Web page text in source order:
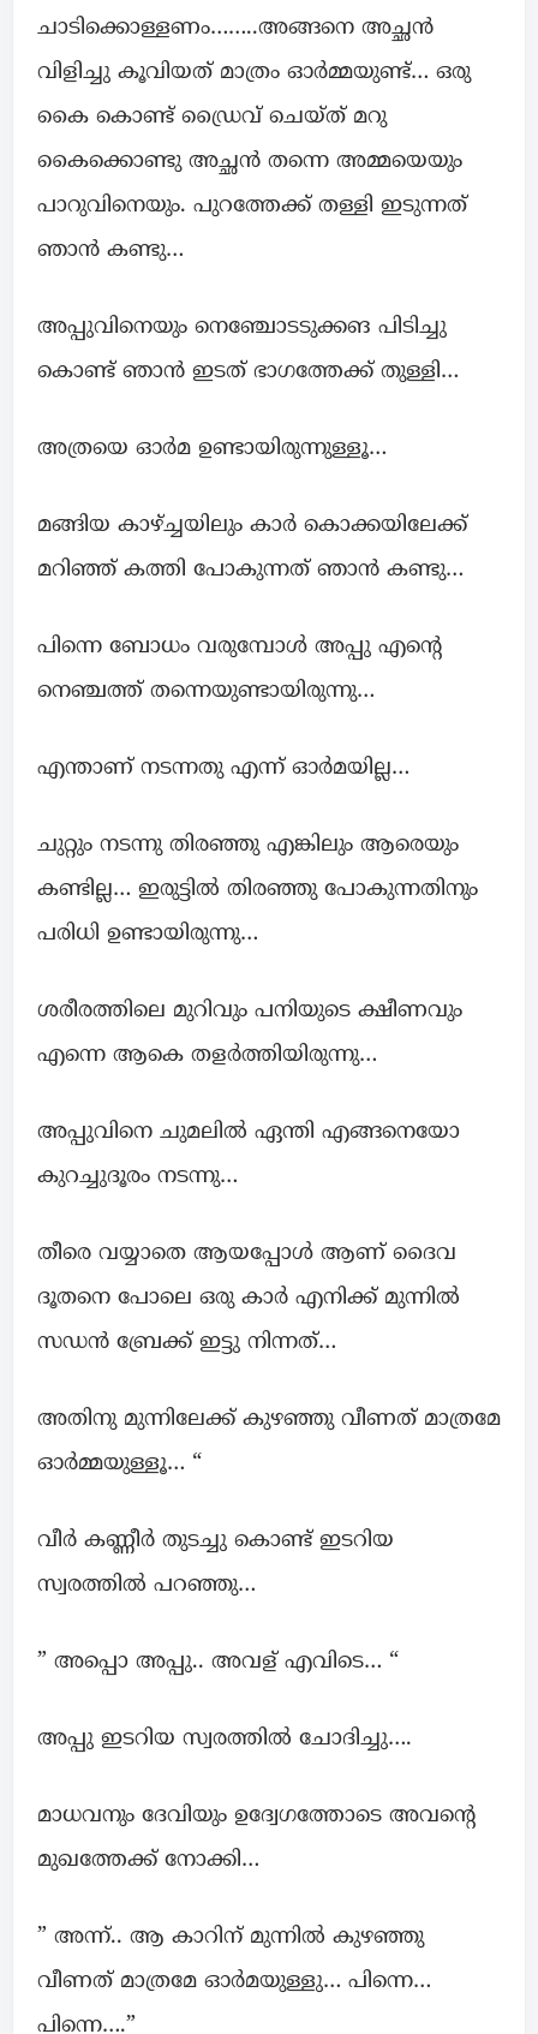
ചാടിക്കൊള്ളണം……..അങ്ങനെ അച്ഛൻ
വിളിച്ചു കൂവിയത് മാത്രം ഓര്‍മ്മയുണ്ട്… ഒരു
കൈ കൊണ്ട് ഡ്രൈവ് ചെയ്ത് മറു
കൈക്കൊണ്ടു അച്ഛൻ തന്നെ അമ്മയെയും
പാറുവിനെയും. പുറത്തേക്ക് തള്ളി ഇടുന്നത്
ഞാൻ കണ്ടു…
അപ്പുവിനെയും നെഞ്ചോടടുക്കങ പിടിച്ചു
കൊണ്ട് ഞാന്‍ ഇടത് ഭാഗത്തേക്ക് തുള്ളി…
അത്രയെ ഓര്‍മ ഉണ്ടായിരുന്നുള്ളൂ…
മങ്ങിയ കാഴ്ച്ചയിലും കാർ കൊക്കയിലേക്ക്
മറിഞ്ഞ് കത്തി പോകുന്നത് ഞാന്‍ കണ്ടു…
പിന്നെ ബോധം വരുമ്പോൾ അപ്പു എന്റെ
നെഞ്ചത്ത് തന്നെയുണ്ടായിരുന്നു…
എന്താണ് നടന്നതു എന്ന് ഓര്‍മയില്ല…
ചുറ്റും നടന്നു തിരഞ്ഞു എങ്കിലും ആരെയും
കണ്ടില്ല… ഇരുട്ടില്‍ തിരഞ്ഞു പോകുന്നതിനും
പരിധി ഉണ്ടായിരുന്നു…
ശരീരത്തിലെ മുറിവും പനിയുടെ ക്ഷീണവും
എന്നെ ആകെ തളര്‍ത്തിയിരുന്നു…
അപ്പുവിനെ ചുമലില്‍ ഏന്തി എങ്ങനെയോ
കുറച്ചുദൂരം നടന്നു…
തീരെ വയ്യാതെ ആയപ്പോൾ ആണ് ദൈവ
ദൂതനെ പോലെ ഒരു കാർ എനിക്ക് മുന്നില്‍
സഡൻ ബ്രേക്ക് ഇട്ടു നിന്നത്…
അതിനു മുന്നിലേക്ക് കുഴഞ്ഞു വീണത് മാത്രമേ
ഓര്‍മ്മയുള്ളൂ… “
വീർ കണ്ണീര്‍ തുടച്ചു കൊണ്ട് ഇടറിയ
സ്വരത്തില്‍ പറഞ്ഞു…
” അപ്പൊ അപ്പു.. അവള് എവിടെ… “
അപ്പു ഇടറിയ സ്വരത്തില്‍ ചോദിച്ചു….
മാധവനും ദേവിയും ഉദ്വേഗത്തോടെ അവന്റെ
മുഖത്തേക്ക് നോക്കി…
” അന്ന്.. ആ കാറിന് മുന്നില്‍ കുഴഞ്ഞു
വീണത് മാത്രമേ ഓര്‍മയുള്ളു… പിന്നെ…
പിന്നെ….”